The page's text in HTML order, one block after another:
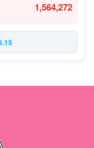
1,564,272